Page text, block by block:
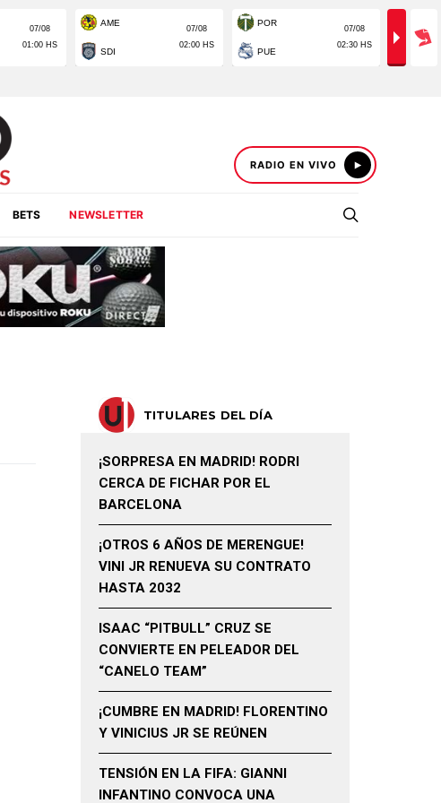
RADIO EN VIVO
BETS NEWSLETTER
TITULARES DEL DÍA
¡SORPRESA EN MADRID! RODRI
CERCA DE FICHAR POR EL
BARCELONA
¡OTROS 6 AÑOS DE MERENGUE!
VINI JR RENUEVA SU CONTRATO
HASTA 2032
ISAAC “PITBULL” CRUZ SE
CONVIERTE EN PELEADOR DEL
“CANELO TEAM”
¡CUMBRE EN MADRID! FLORENTINO
Y VINICIUS JR SE REÚNEN
TENSIÓN EN LA FIFA: GIANNI
INFANTINO CONVOCA UNA